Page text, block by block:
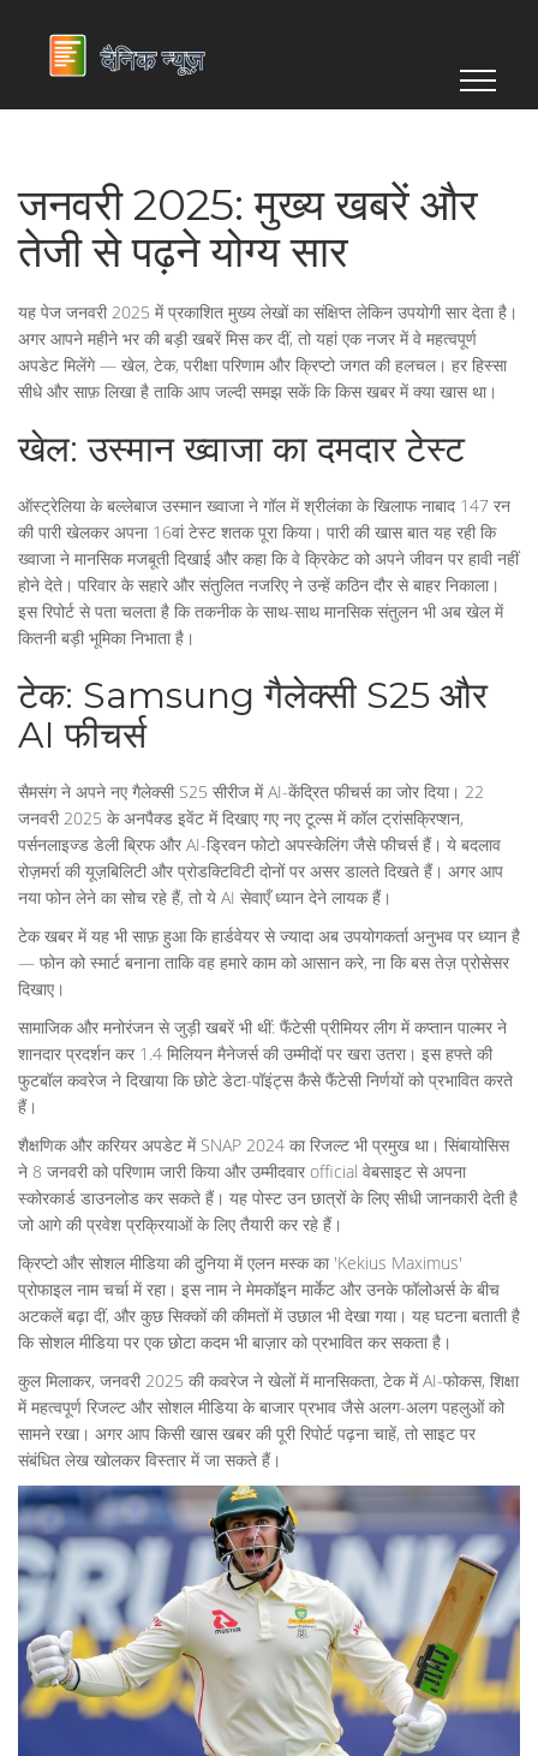
जनवरी 2025: मुख्य खबरें और
तेजी से पढ़ने योग्य सार
यह पेज जनवरी 2025 में प्रकाशित मुख्य लेखों का संक्षिप्त लेकिन उपयोगी सार देता है।
अगर आपने महीने भर की बड़ी खबरें मिस कर दीं, तो यहां एक नजर में वे महत्वपूर्ण
अपडेट मिलेंगे — खेल, टेक, परीक्षा परिणाम और क्रिप्टो जगत की हलचल। हर हिस्सा
सीधे और साफ़ लिखा है ताकि आप जल्दी समझ सकें कि किस खबर में क्या खास था।
खेल: उस्मान ख्वाजा का दमदार टेस्ट
ऑस्ट्रेलिया के बल्लेबाज उस्मान ख्वाजा ने गॉल में श्रीलंका के खिलाफ नाबाद 147 रन
की पारी खेलकर अपना 16वां टेस्ट शतक पूरा किया। पारी की खास बात यह रही कि
ख्वाजा ने मानसिक मजबूती दिखाई और कहा कि वे क्रिकेट को अपने जीवन पर हावी नहीं
होने देते। परिवार के सहारे और संतुलित नजरिए ने उन्हें कठिन दौर से बाहर निकाला।
इस रिपोर्ट से पता चलता है कि तकनीक के साथ-साथ मानसिक संतुलन भी अब खेल में
कितनी बड़ी भूमिका निभाता है।
टेक: Samsung गैलेक्सी S25 और
AI फीचर्स
सैमसंग ने अपने नए गैलेक्सी S25 सीरीज में AI-केंद्रित फीचर्स का जोर दिया। 22
जनवरी 2025 के अनपैक्ड इवेंट में दिखाए गए नए टूल्स में कॉल ट्रांसक्रिप्शन,
पर्सनलाइज्ड डेली ब्रिफ और AI-ड्रिवन फोटो अपस्केलिंग जैसे फीचर्स हैं। ये बदलाव
रोज़मर्रा की यूज़बिलिटी और प्रोडक्टिविटी दोनों पर असर डालते दिखते हैं। अगर आप
नया फोन लेने का सोच रहे हैं, तो ये AI सेवाएँ ध्यान देने लायक हैं।
टेक खबर में यह भी साफ़ हुआ कि हार्डवेयर से ज्यादा अब उपयोगकर्ता अनुभव पर ध्यान है
— फोन को स्मार्ट बनाना ताकि वह हमारे काम को आसान करे, ना कि बस तेज़ प्रोसेसर
दिखाए।
सामाजिक और मनोरंजन से जुड़ी खबरें भी थीं: फैंटेसी प्रीमियर लीग में कप्तान पाल्मर ने
शानदार प्रदर्शन कर 1.4 मिलियन मैनेजर्स की उम्मीदों पर खरा उतरा। इस हफ्ते की
फुटबॉल कवरेज ने दिखाया कि छोटे डेटा-पॉइंट्स कैसे फैंटेसी निर्णयों को प्रभावित करते
हैं।
शैक्षणिक और करियर अपडेट में SNAP 2024 का रिजल्ट भी प्रमुख था। सिंबायोसिस
ने 8 जनवरी को परिणाम जारी किया और उम्मीदवार official वेबसाइट से अपना
स्कोरकार्ड डाउनलोड कर सकते हैं। यह पोस्ट उन छात्रों के लिए सीधी जानकारी देती है
जो आगे की प्रवेश प्रक्रियाओं के लिए तैयारी कर रहे हैं।
क्रिप्टो और सोशल मीडिया की दुनिया में एलन मस्क का 'Kekius Maximus'
प्रोफाइल नाम चर्चा में रहा। इस नाम ने मेमकॉइन मार्केट और उनके फॉलोअर्स के बीच
अटकलें बढ़ा दीं, और कुछ सिक्कों की कीमतों में उछाल भी देखा गया। यह घटना बताती है
कि सोशल मीडिया पर एक छोटा कदम भी बाज़ार को प्रभावित कर सकता है।
कुल मिलाकर, जनवरी 2025 की कवरेज ने खेलों में मानसिकता, टेक में AI-फोकस, शिक्षा
में महत्वपूर्ण रिजल्ट और सोशल मीडिया के बाजार प्रभाव जैसे अलग-अलग पहलुओं को
सामने रखा। अगर आप किसी खास खबर की पूरी रिपोर्ट पढ़ना चाहें, तो साइट पर
संबंधित लेख खोलकर विस्तार में जा सकते हैं।